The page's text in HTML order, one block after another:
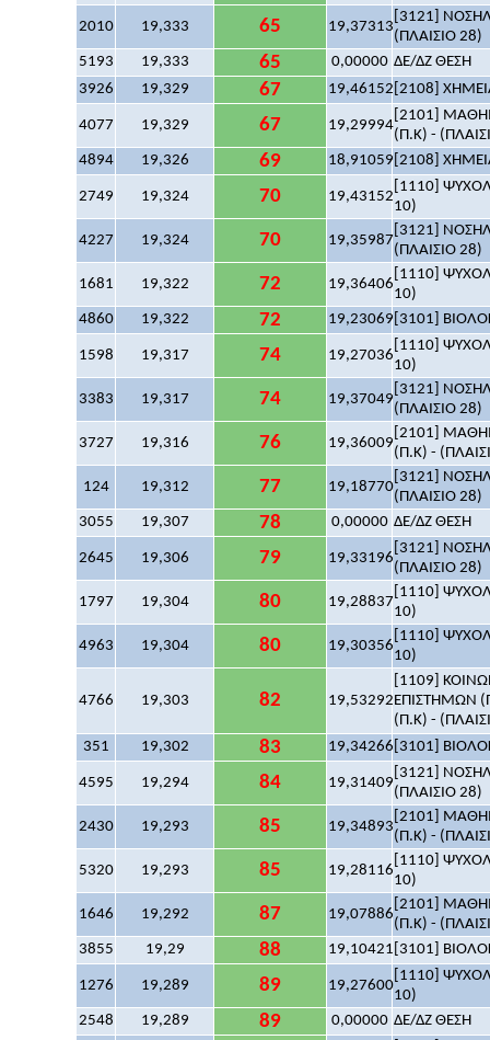
2010 19,333 65 19,37313
[3121]
(ΠΛΑΙΣΙΟ 28)
5193
19,333 65 0,00000 ΔΕ/ΔΖ ΘΕΣΗ
3926
19,329 67 19,46152 [2108]
4077 19,329 67 19,29994
[2101]
(Π.Κ) -
4894
19,326 69 18,91059 [2108]
2749 19,324 70 19,43152
[1110]
10)
4227 19,324 70 19,35987
[3121]
(ΠΛΑΙΣΙΟ 28)
1681 19,322 72 19,36406
[1110]
10)
4860
19,322 72 19,23069 [3101]
1598 19,317 74 19,27036
[1110]
10)
3383 19,317 74 19,37049
[3121]
(ΠΛΑΙΣΙΟ 28)
3727 19,316 76 19,36009
[2101]
(Π.Κ) -
124 19,312 77 19,18770
[3121]
(ΠΛΑΙΣΙΟ 28)
3055
19,307 78 0,00000 ΔΕ/ΔΖ ΘΕΣΗ
2645 19,306 79 19,33196
[3121]
(ΠΛΑΙΣΙΟ 28)
1797 19,304 80 19,28837
[1110]
10)
4963 19,304 80 19,30356
[1110]
10)
4766 19,303 82 19,53292
[1109]
ΕΠΙΣΤΗΜΩΝ
(Π.Κ) -
351
19,302 83 19,34266 [3101]
4595 19,294 84 19,31409
[3121]
(ΠΛΑΙΣΙΟ 28)
2430 19,293 85 19,34893
[2101]
(Π.Κ) -
5320 19,293 85 19,28116
[1110]
10)
1646 19,292 87 19,07886
[2101]
(Π.Κ) -
3855
19,29 88 19,10421 [3101]
1276 19,289 89 19,27600
[1110]
10)
2548
19,289 89 0,00000 ΔΕ/ΔΖ ΘΕΣΗ